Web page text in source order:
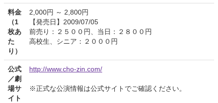
料金
（1
枚あ
た
り）
2,000円 ～ 2,800円
【発売日】2009/07/05
前売り：２５００円、当日：２８００円
高校生、シニア：２０００円
公式
／劇
場サ
イト
http://www.cho-zin.com/
※正式な公演情報は公式サイトでご確認ください。